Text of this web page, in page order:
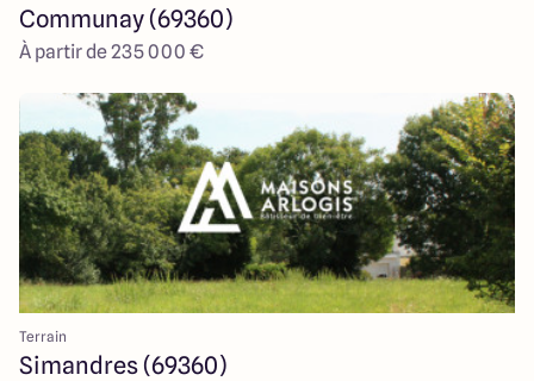
Communay (69360)
À partir de 235 000 €
Terrain
Simandres (69360)